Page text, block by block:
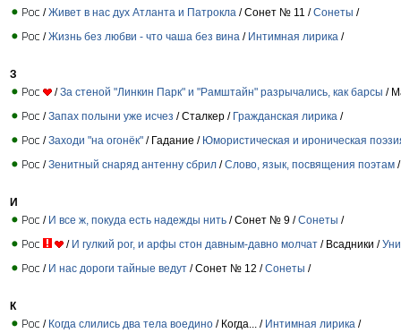
/Живет в нас дух Атланта и Патрокла / Сонет № 11 /Сонеты /
/Жизнь без любви - что чаша без вина / Интимная лирика /
З
/За стеной "Линкин Парк" и "Рамштайн" разрычались, как барсы /
/Запах полыни уже исчез / Сталкер / Гражданская лирика /
/Заходи "на огонёк" / Гадание / Юмористическая и ироническая
/Зенитный снаряд антенну сбрил /Слово, язык, посвящения поэтам /
И
/ И все ж, покуда есть надежды нить / Сонет № 9 /Сонеты /
/ И гулкий рог, и арфы стон давным-давно молчат / Всадники /
/ И нас дороги тайные ведут / Сонет № 12 /Сонеты /
К
/ Когда слились два тела воедино / Когда... / Интимная лирика /